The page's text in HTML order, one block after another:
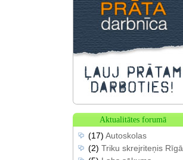
Aktualitātes forumā
(17) Autoskolas
(2) Triku skrejriteņis Rīgā